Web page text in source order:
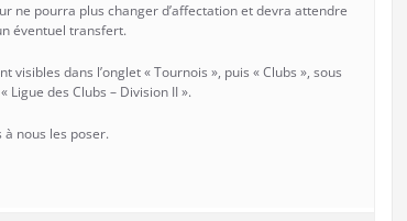
ne pourra plus changer d’affectation et devra attendre
éventuel transfert.
visibles dans l’onglet « Tournois », puis « Clubs », sous
Ligue des Clubs – Division II ».
à nous les poser.